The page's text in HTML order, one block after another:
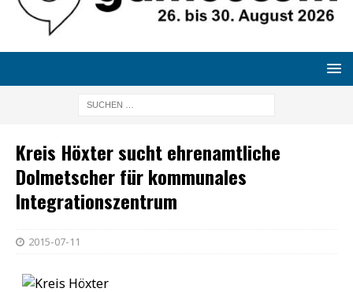
Kreis Höxter sucht ehrenamtliche
Dolmetscher für kommunales
Integrationszentrum
2015-07-11